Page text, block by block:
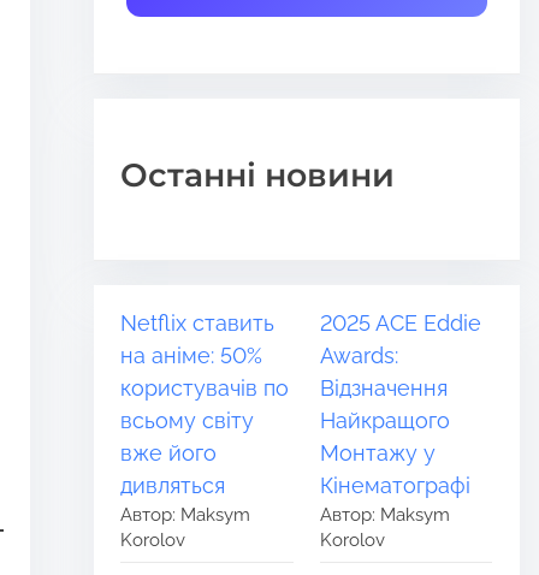
Останні новини
Netflix ставить
на аніме: 50%
користувачів по
всьому світу
вже його
дивляться
Автор: Maksym
Korolov
2025 ACE Eddie
Awards:
Відзначення
Найкращого
Монтажу у
Кінематографі
Автор: Maksym
Korolov